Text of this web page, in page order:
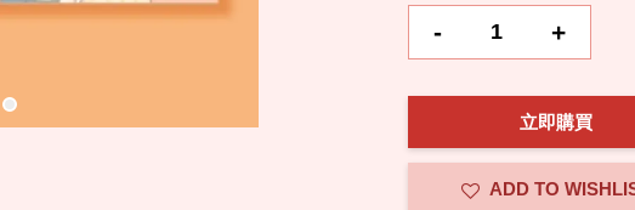
- +
立即購買
ADD TO